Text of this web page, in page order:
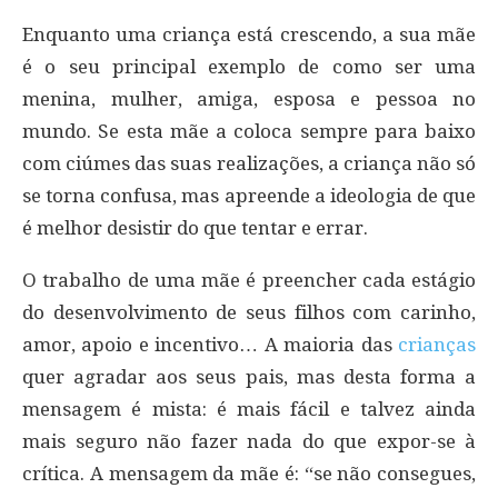
Enquanto uma criança está crescendo, a sua mãe
é o seu principal exemplo de como ser uma
menina, mulher, amiga, esposa e pessoa no
mundo. Se esta mãe a coloca sempre para baixo
com ciúmes das suas realizações, a criança não só
se torna confusa, mas apreende a ideologia de que
é melhor desistir do que tentar e errar.
O trabalho de uma mãe é preencher cada estágio
do desenvolvimento de seus filhos com carinho,
amor, apoio e incentivo… A maioria das crianças
quer agradar aos seus pais, mas desta forma a
mensagem é mista: é mais fácil e talvez ainda
mais seguro não fazer nada do que expor-se à
crítica. A mensagem da mãe é: “se não consegues,